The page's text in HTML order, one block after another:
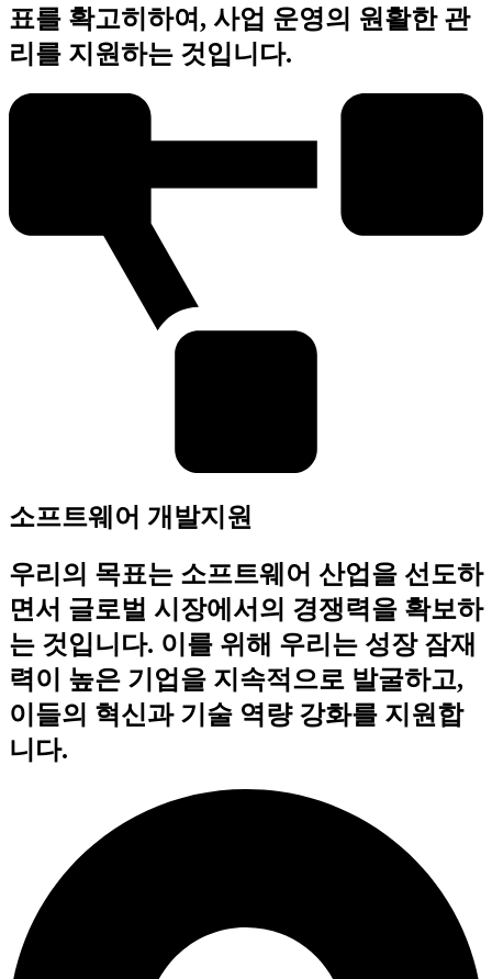
표를 확고히하여, 사업 운영의 원활한 관
리를 지원하는 것입니다.
소프트웨어 개발지원
우리의 목표는 소프트웨어 산업을 선도하
면서 글로벌 시장에서의 경쟁력을 확보하
는 것입니다. 이를 위해 우리는 성장 잠재
력이 높은 기업을 지속적으로 발굴하고,
이들의 혁신과 기술 역량 강화를 지원합
니다.